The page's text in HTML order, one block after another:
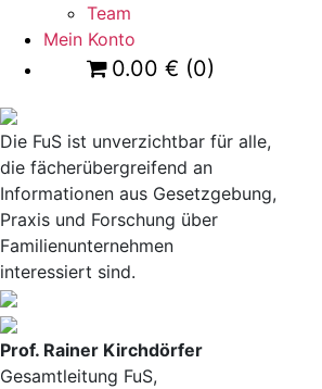
Team
Mein Konto
0.00 € (0)
Die FuS ist unverzichtbar für alle,
die fächerübergreifend an
Informationen aus Gesetzgebung,
Praxis und Forschung über
Familienunternehmen
interessiert sind.
Prof. Rainer Kirchdörfer
Gesamtleitung FuS,